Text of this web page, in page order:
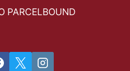
PARCELBOUND